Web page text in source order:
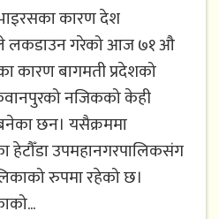
कारण देश
लकडाउन गरेको आज ७१ औ
कारण बागमती प्रदेशको
नजिकको केही
छन। यसैक्रममा
हेटौँडा उपमहानगरपालिकसंग
रुपमा रहेको छ।